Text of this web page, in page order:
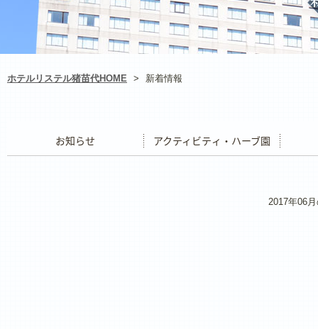
ホテルリステル猪苗代HOME > 新着情報
2017年06